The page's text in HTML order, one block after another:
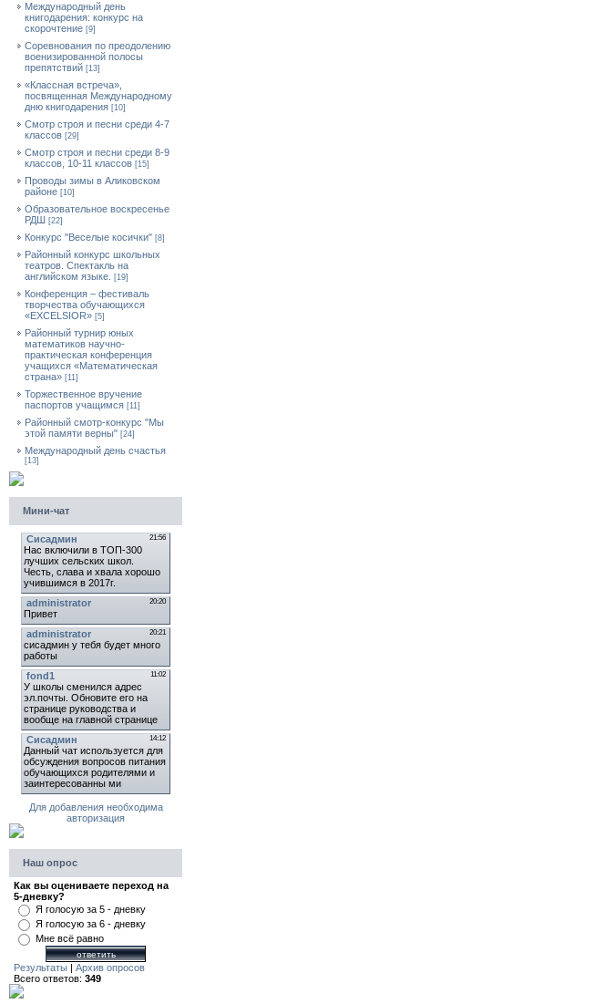
Международный день
книгодарения: конкурс на
скорочтение [9]
Cоревнования по преодолению
военизированной полосы
препятствий [13]
«Классная встреча»,
посвященная Международному
дню книгодарения [10]
Смотр строя и песни среди 4-7
классов [29]
Смотр строя и песни среди 8-9
классов, 10-11 классов [15]
Проводы зимы в Аликовском
районе [10]
Образовательное воскресенье
РДШ [22]
Конкурс "Веселые косички" [8]
Районный конкурс школьных
театров. Спектакль на
английском языке.
[19]
Конференция – фестиваль
творчества обучающихся
«EXCELSIOR» [5]
Районный турнир юных
математиков научно-
практическая конференция
учащихся «Математическая
страна» [11]
Торжественное вручение
паспортов учащимся [11]
Районный смотр-конкурс "Мы
этой памяти верны" [24]
Международный день счастья
[13]
Мини-чат
Для добавления необходима
авторизация
Наш опрос
Как вы оцениваете переход на
5-дневку?
Я голосую за 5 - дневку
Я голосую за 6 - дневку
Мне всё равно
Результаты | Архив опросов
Всего ответов: 349